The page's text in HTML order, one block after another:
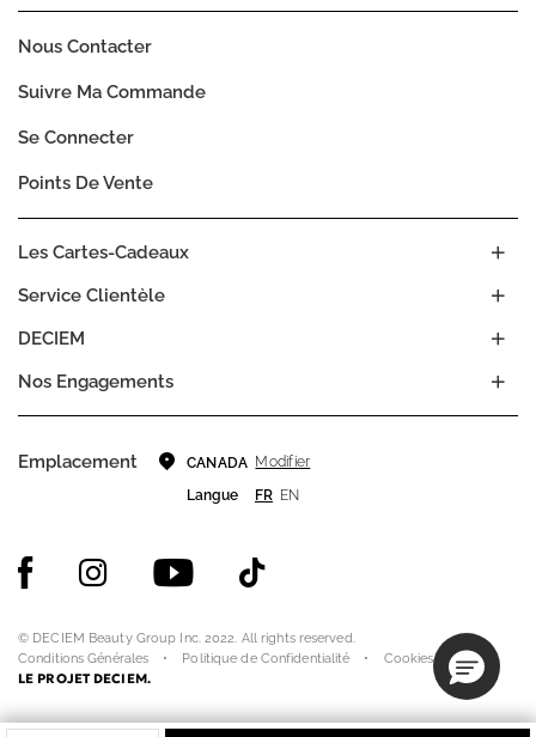
DECIEM
Nos Engagements
Service Clientèle
Les Cartes-Cadeaux
Nous Contacter
Suivre Ma Commande
Se Connecter
Points De Vente
Emplacement CANADA Modifier
Langue
FR EN
© DECIEM Beauty Group Inc. 2022. All rights reserved.
Conditions Générales
Politique de Confidentialité Cookies
LE PROJET DECIEM.